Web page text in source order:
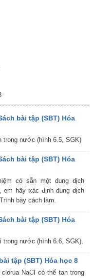
bài tập (SBT) Hóa
trong nước (hình 6.5, SGK)
bài tập (SBT) Hóa
có sẵn một dung dịch
em hãy xác định dung dịch
bày cách làm.
bài tập (SBT) Hóa
trong nước (hình 6.6, SGK),
tập (SBT) Hóa học 8
NaCl có thể tan trong